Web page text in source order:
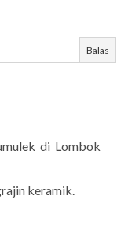
Balas
di Lombok
keramik.